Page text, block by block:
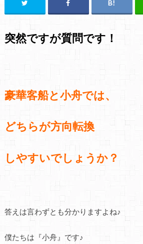
突然ですが質問です！
豪華客船と小舟では、
どちらが方向転換
しやすいでしょうか？
答えは言わずとも分かりますよね♪
僕たちは『小舟』です♪